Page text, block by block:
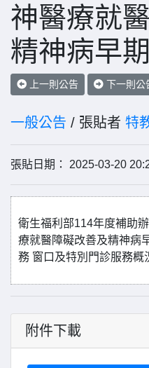
神醫療就
精神病早
上一則公告 下一則公
一般公告 / 張貼者 特
張貼日期： 2025-03-20
衛生福利部114年度補助
療就醫障礙改善及精神病
務 窗口及特別門診服務概
附件下載